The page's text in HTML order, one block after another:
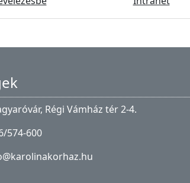
Régi Vámház tér 2-4.
574-600